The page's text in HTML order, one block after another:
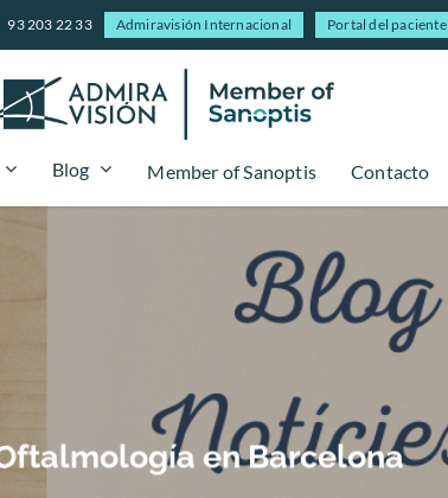
93 203 22 33 Admiravisión Internacional Portal del paciente
Blog Member of Sanoptis Contacto
en Barcelona